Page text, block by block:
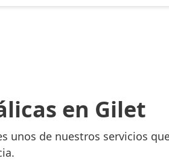
en Gilet
unos de nuestros servicios